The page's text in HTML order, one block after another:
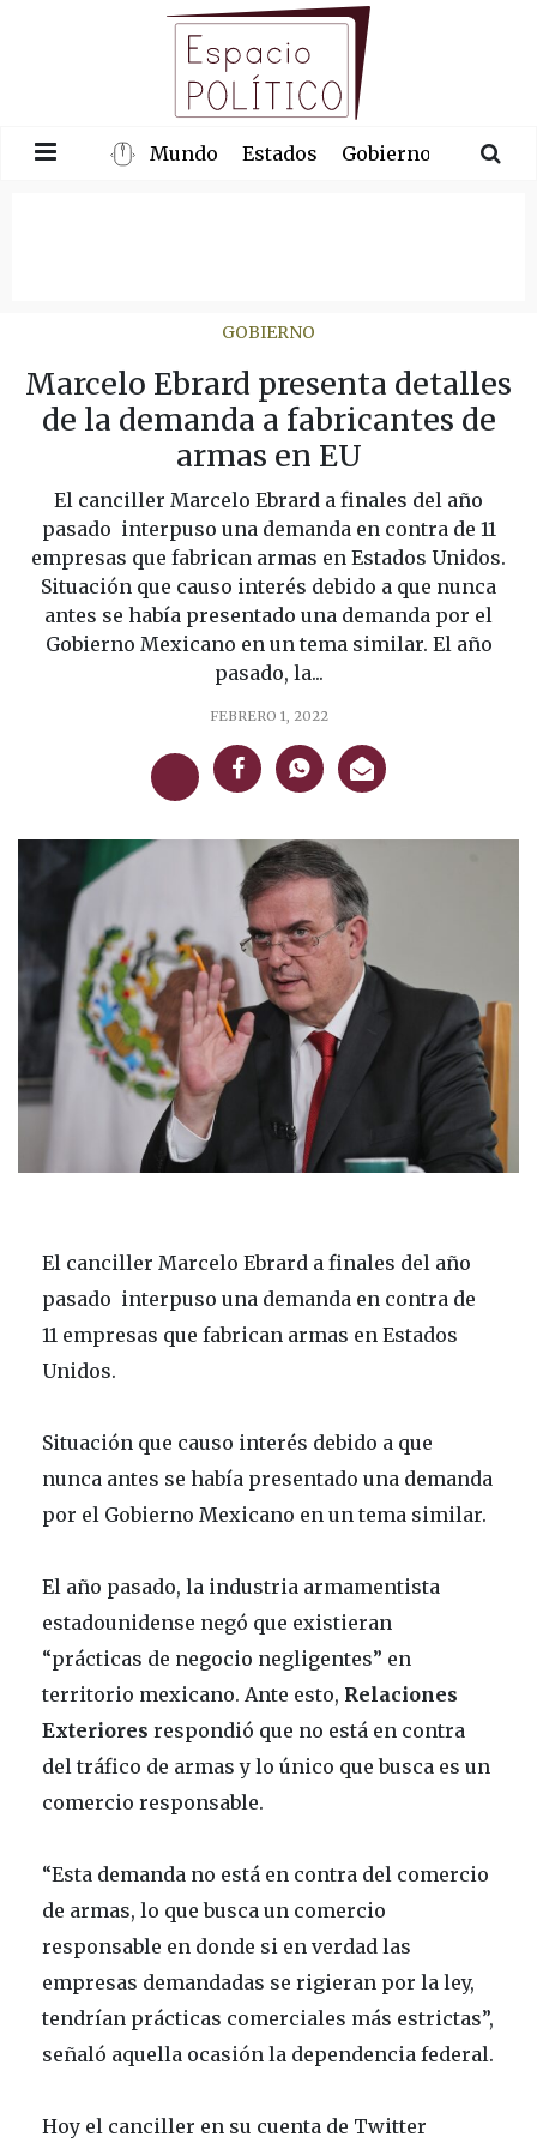
Mundo Estados Gobierno
GOBIERNO
Marcelo Ebrard presenta detalles
de la demanda a fabricantes de
armas en EU
El canciller Marcelo Ebrard a finales del año
pasado interpuso una demanda en contra de 11
empresas que fabrican armas en Estados Unidos.
Situación que causo interés debido a que nunca
antes se había presentado una demanda por el
Gobierno Mexicano en un tema similar. El año
pasado, la...
FEBRERO 1, 2022
El canciller Marcelo Ebrard a finales del año
pasado interpuso una demanda en contra de
11 empresas que fabrican armas en Estados
Unidos.
Situación que causo interés debido a que
nunca antes se había presentado una demanda
por el Gobierno Mexicano en un tema similar.
El año pasado, la industria armamentista
estadounidense negó que existieran
“prácticas de negocio negligentes” en
territorio mexicano. Ante esto, Relaciones
Exteriores respondió que no está en contra
del tráfico de armas y lo único que busca es un
comercio responsable.
“Esta demanda no está en contra del comercio
de armas, lo que busca un comercio
responsable en donde si en verdad las
empresas demandadas se rigieran por la ley,
tendrían prácticas comerciales más estrictas”,
señaló aquella ocasión la dependencia federal.
Hoy el canciller en su cuenta de Twitter